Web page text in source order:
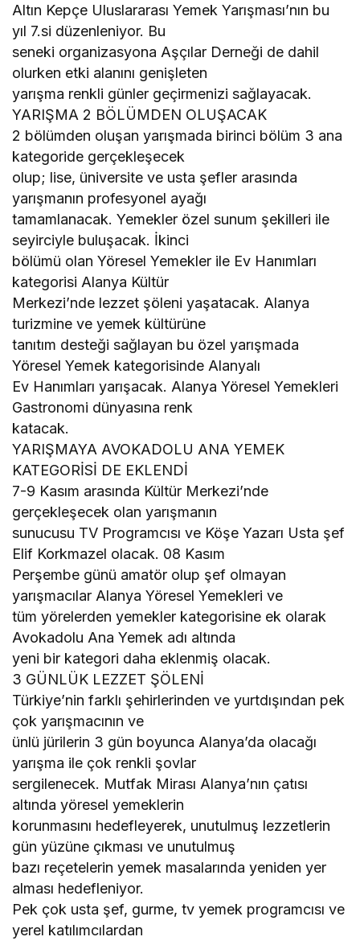
Altın Kepçe Uluslararası Yemek Yarışması’nın bu
yıl 7.si düzenleniyor. Bu
seneki organizasyona Aşçılar Derneği de dahil
olurken etki alanını genişleten
yarışma renkli günler geçirmenizi sağlayacak.
YARIŞMA 2 BÖLÜMDEN OLUŞACAK
2 bölümden oluşan yarışmada birinci bölüm 3 ana
kategoride gerçekleşecek
olup; lise, üniversite ve usta şefler arasında
yarışmanın profesyonel ayağı
tamamlanacak. Yemekler özel sunum şekilleri ile
seyirciyle buluşacak. İkinci
bölümü olan Yöresel Yemekler ile Ev Hanımları
kategorisi Alanya Kültür
Merkezi’nde lezzet şöleni yaşatacak. Alanya
turizmine ve yemek kültürüne
tanıtım desteği sağlayan bu özel yarışmada
Yöresel Yemek kategorisinde Alanyalı
Ev Hanımları yarışacak. Alanya Yöresel Yemekleri
Gastronomi dünyasına renk
katacak.
YARIŞMAYA AVOKADOLU ANA YEMEK
KATEGORİSİ DE EKLENDİ
7-9 Kasım arasında Kültür Merkezi’nde
gerçekleşecek olan yarışmanın
sunucusu TV Programcısı ve Köşe Yazarı Usta şef
Elif Korkmazel olacak. 08 Kasım
Perşembe günü amatör olup şef olmayan
yarışmacılar Alanya Yöresel Yemekleri ve
tüm yörelerden yemekler kategorisine ek olarak
Avokadolu Ana Yemek adı altında
yeni bir kategori daha eklenmiş olacak.
3 GÜNLÜK LEZZET ŞÖLENİ
Türkiye’nin farklı şehirlerinden ve yurtdışından pek
çok yarışmacının ve
ünlü jürilerin 3 gün boyunca Alanya’da olacağı
yarışma ile çok renkli şovlar
sergilenecek. Mutfak Mirası Alanya’nın çatısı
altında yöresel yemeklerin
korunmasını hedefleyerek, unutulmuş lezzetlerin
gün yüzüne çıkması ve unutulmuş
bazı reçetelerin yemek masalarında yeniden yer
alması hedefleniyor.
Pek çok usta şef, gurme, tv yemek programcısı ve
yerel katılımcılardan